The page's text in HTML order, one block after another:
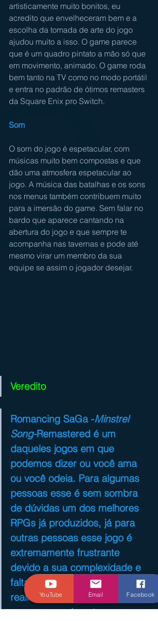
artisticamente muito bonitos, eu
acredito que envelheceram bem e a
escolha da tomada de arte do jogo
ajudou muito a isso. O game parece
que é um quadro pintato a mão só que
em movimento, animado. O game roda
bem tanto na TV como no modo portátil
e entra no padrão de ótimos remasters
da Square Enix pro Switch.
Som
O som do jogo é espetacular, com
músicas muito bem compostas e que
dão uma atmosfera espetacular ao
jogo. A música das batalhas e os sons
nos menus também contribuem muito
para a imersão do game. Sem falar no
bardo que aparece cantando na
abertura do jogo e que sempre te
acompanha nas tavernas e pode até
mesmo virar um membro da sua
equipe se assim o jogador desejar.
Veredito
Romancing SaGa -Minstrel
Song-Remastered é um
daqueles jogos em que
podemos dizer ou você ama
ou você odeia. Para algumas
pessoas esse é sem sombra
de dúvidas um dos melhores
RPGs já produzidos, já para
outras pessoas esse jogo é
extremamente frustrante
devido a sua complexidade e
falta de uma direção. A
realidade é que o game
consegue realmente se
YouTube Email Facebook